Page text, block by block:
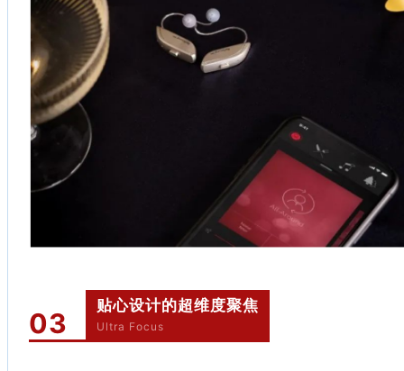
03
贴心设计的超维度聚焦
Ultra Focus